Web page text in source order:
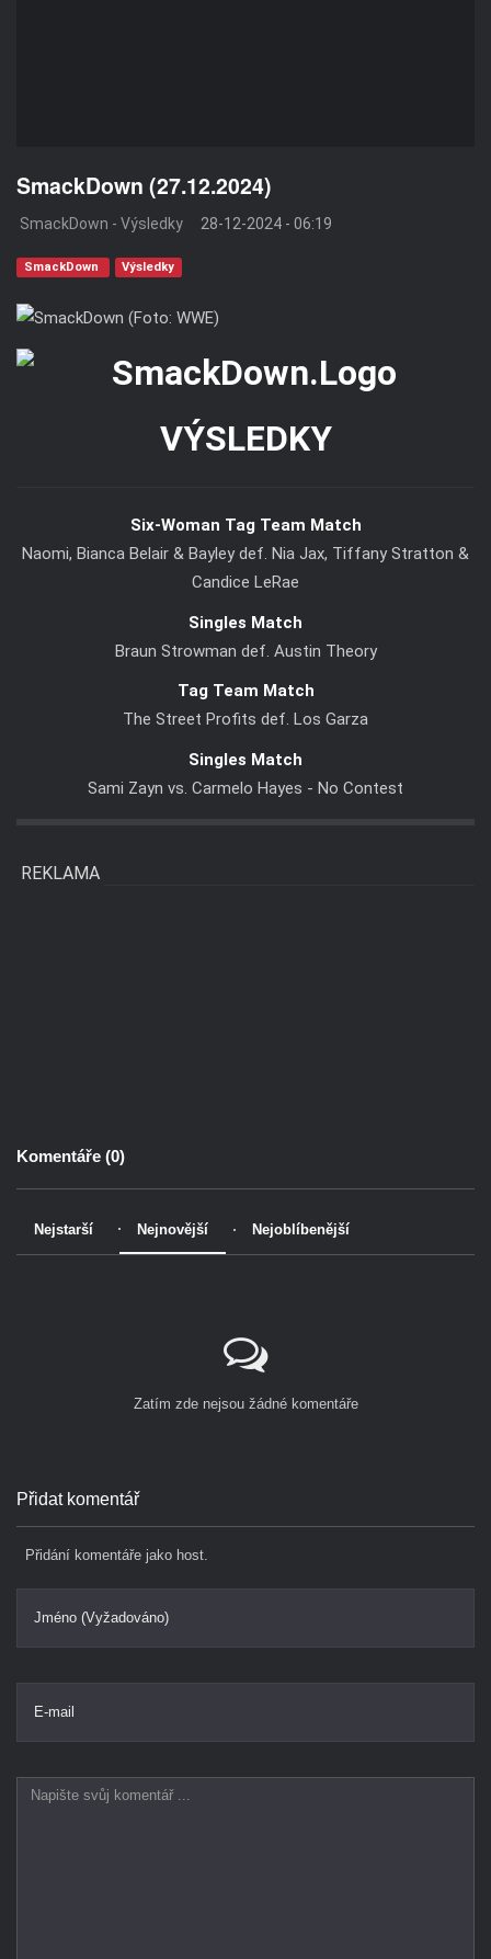
SmackDown (27.12.2024)
SmackDown - Výsledky 28-12-2024 - 06:19
SmackDown Výsledky
VÝSLEDKY
Six-Woman Tag Team Match
Naomi, Bianca Belair & Bayley def. Nia Jax, Tiffany Stratton &
Candice LeRae
Singles Match
Braun Strowman def. Austin Theory
Tag Team Match
The Street Profits def. Los Garza
Singles Match
Sami Zayn vs. Carmelo Hayes - No Contest
REKLAMA
Komentáře (0)
Nejstarší Nejnovější Nejoblíbenější
Zatím zde nejsou žádné komentáře
Přidat komentář
Přidání komentáře jako host.
Jméno (Vyžadováno)
E-mail